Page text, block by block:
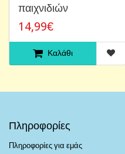
παιχνιδιών
14,99€
Καλάθι
Πληροφορίες
Πληροφορίες για εμάς